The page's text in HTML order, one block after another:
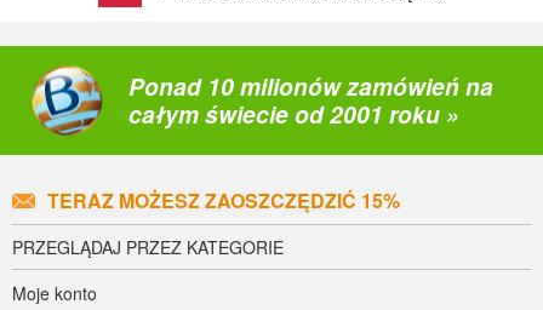
Ponad 10 milionów zamówień na
całym świecie od 2001 roku »
TERAZ MOŻESZ ZAOSZCZĘDZIĆ 15%
PRZEGLĄDAJ PRZEZ KATEGORIE
Moje konto